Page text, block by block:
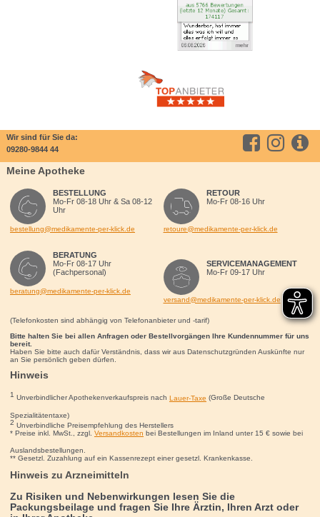
Wir sind für Sie da:
09280-9844 44
Meine Apotheke
BESTELLUNG
Mo-Fr 08-18 Uhr & Sa 08-12
Uhr
bestellung@medikamente-per-klick.de
BERATUNG
Mo-Fr 08-17 Uhr
(Fachpersonal)
beratung@medikamente-per-klick.de
RETOUR
Mo-Fr 08-16 Uhr
retoure@medikamente-per-klick.de
SERVICEMANAGEMENT
Mo-Fr 09-17 Uhr
versand@medikamente-per-klick.de
(Telefonkosten sind abhängig von Telefonanbieter und -tarif)
Bitte halten Sie bei allen Anfragen oder Bestellvorgängen Ihre Kundennummer für uns
bereit.
Haben Sie bitte auch dafür Verständnis, dass wir aus Datenschutzgründen Auskünfte nur
an Sie persönlich geben dürfen.
Hinweis
1 Unverbindlicher Apothekenverkaufspreis nach Lauer-Taxe (Große Deutsche
Spezialitätentaxe)
2 Unverbindliche Preisempfehlung des Herstellers
* Preise inkl. MwSt., zzgl. Versandkosten bei Bestellungen im Inland unter 15 €sowie bei
Auslandsbestellungen.
** Gesetzl. Zuzahlung auf ein Kassenrezept einer gesetzl. Krankenkasse.
Hinweis zu Arzneimitteln
Zu Risiken und Nebenwirkungen lesen Sie die
Packungsbeilage und fragen Sie Ihre Ärztin, Ihren Arzt oder